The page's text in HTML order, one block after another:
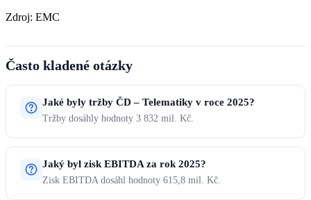
Zdroj: EMC
Často kladené otázky
Jaké byly tržby ČD – Telematiky v roce 2025?
Tržby dosáhly hodnoty 3 832 mil. Kč.
Jaký byl zisk EBITDA za rok 2025?
Zisk EBITDA dosáhl hodnoty 615,8 mil. Kč.